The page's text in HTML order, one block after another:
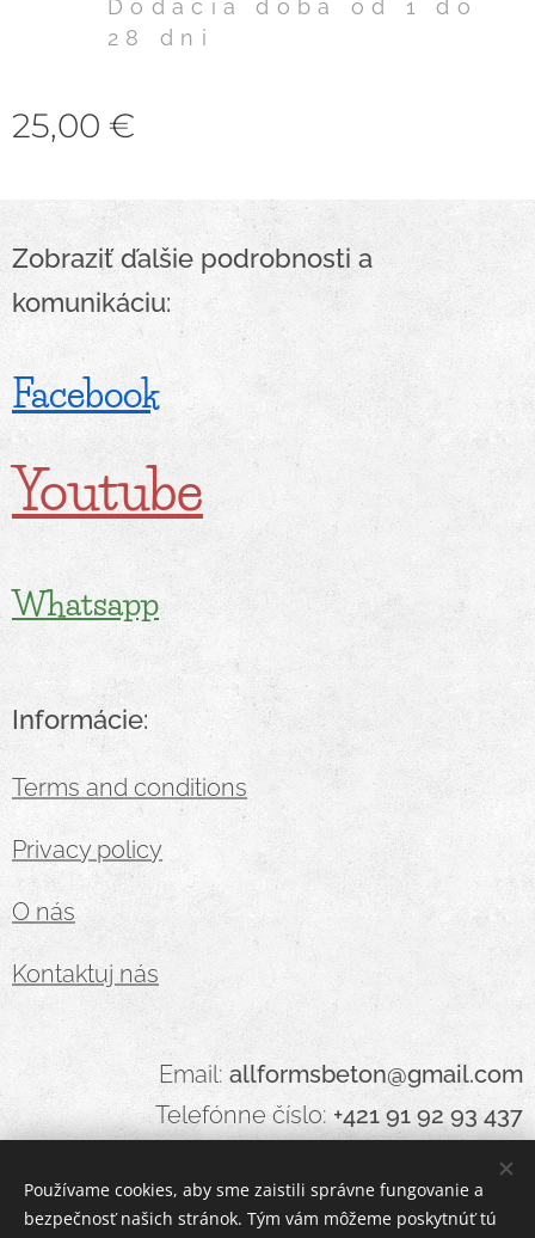
Dodacia doba od 1 do
28 dni
25,00 €
Zobraziť ďalšie podrobnosti a
komunikáciu:
Facebook
Youtube
Whatsapp
Informácie:
Terms and conditions
Privacy policy
O nás
Kontaktuj nás
Email: allformsbeton@gmail.com
Telefónne číslo: +421 91 92 93 437
Cookies
Používame cookies, aby sme zaistili správne fungovanie a
bezpečnosť našich stránok. Tým vám môžeme poskytnúť tú